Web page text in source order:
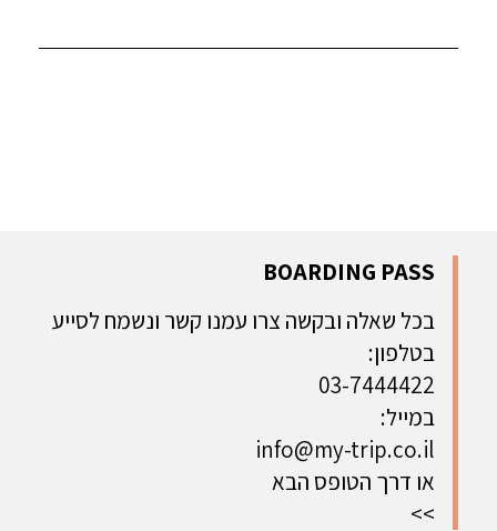
BOARDING PASS
בכל שאלה ובקשה צרו עמנו קשר ונשמח לסייע
בטלפון:
03-7444422
במייל:
info@my-trip.co.il
או דרך הטופס הבא
>>